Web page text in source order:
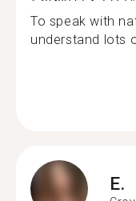
To speak with
understand lots
E.